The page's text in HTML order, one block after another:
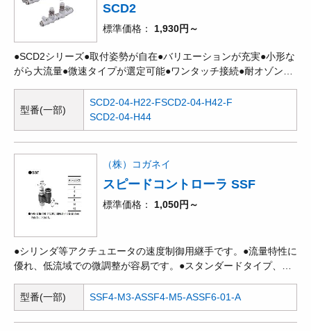
SCD2
標準価格 1,930円～
●SCD2シリーズ●取付姿勢が自在●バリエーションが充実●小形な
がら大流量●微速タイプが選定可能●ワンタッチ接続●耐オゾン材
型番(一部)
SCD2-04-H22-FSCD2-04-H42-F
SCD2-04-H44
（株）コガネイ
スピードコントローラ SSF
標準価格 1,050円～
●シリンダ等アクチュエータの速度制御用継手です。●流量特性に
優れ、低流域での微調整が容易です。●スタンダードタイプ、ミ
プがあります。
型番(一部) SSF4-M3-ASSF4-M5-ASSF6-01-A